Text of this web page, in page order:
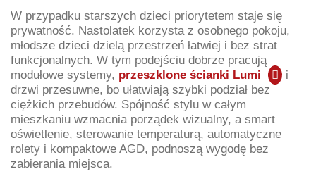
W przypadku starszych dzieci priorytetem staje się
prywatność. Nastolatek korzysta z osobnego pokoju,
młodsze dzieci dzielą przestrzeń łatwiej i bez strat
funkcjonalnych. W tym podejściu dobrze pracują
modułowe systemy, przeszklone ścianki Lumi
i
drzwi przesuwne, bo ułatwiają szybki podział bez
ciężkich przebudów. Spójność stylu w całym
mieszkaniu wzmacnia porządek wizualny, a smart
oświetlenie, sterowanie temperaturą, automatyczne
rolety i kompaktowe AGD, podnoszą wygodę bez
zabierania miejsca.